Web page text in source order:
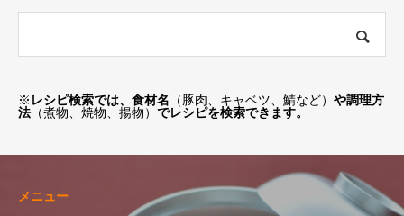
※ レシピ検索では、食材名 （豚肉、キャベツ、鯖など） や調理方
法 （煮物、焼物、揚物） でレシピを検索できます。
メニュー